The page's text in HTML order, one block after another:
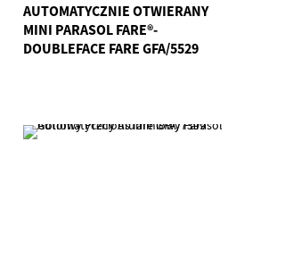
AUTOMATYCZNIE OTWIERANY
MINI PARASOL FARE®-
DOUBLEFACE FARE GFA/5529